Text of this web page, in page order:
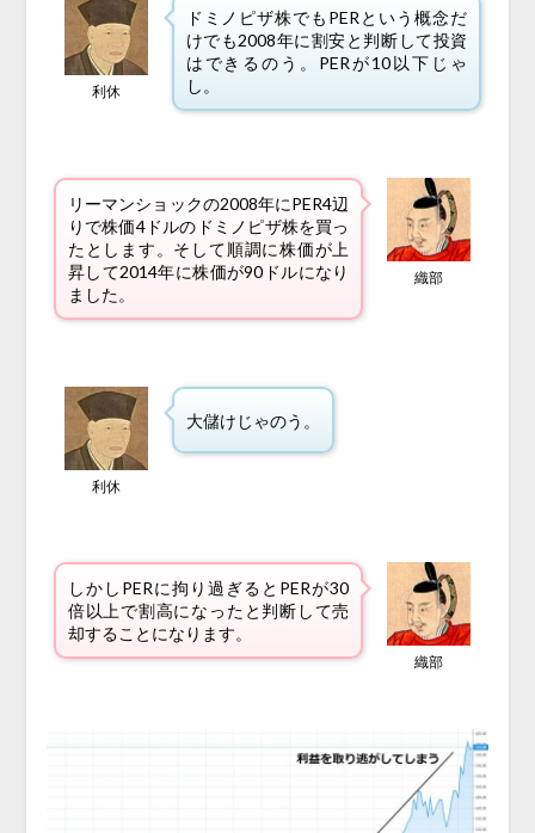
利休
ドミノピザ株でもPERという概念だ
けでも2008年に割安と判断して投資
はできるのう。PERが10以下じゃ
し。
リーマンショックの2008年にPER4辺
りで株価4ドルのドミノピザ株を買っ
たとします。そして順調に株価が上
昇して2014年に株価が90ドルになり
ました。
織部
利休
大儲けじゃのう。
しかしPERに拘り過ぎるとPERが30
倍以上で割高になったと判断して売
却することになります。
織部